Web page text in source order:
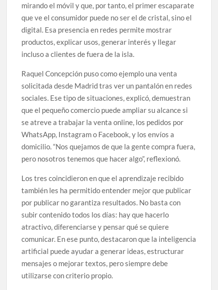
mirando el móvil y que, por tanto, el primer escaparate
que ve el consumidor puede no ser el de cristal, sino el
digital. Esa presencia en redes permite mostrar
productos, explicar usos, generar interés y llegar
incluso a clientes de fuera de la isla.
Raquel Concepción puso como ejemplo una venta
solicitada desde Madrid tras ver un pantalón en redes
sociales. Ese tipo de situaciones, explicó, demuestran
que el pequeño comercio puede ampliar su alcance si
se atreve a trabajar la venta online, los pedidos por
WhatsApp, Instagram o Facebook, y los envíos a
domicilio. “Nos quejamos de que la gente compra fuera,
pero nosotros tenemos que hacer algo”, reflexionó.
Los tres coincidieron en que el aprendizaje recibido
también les ha permitido entender mejor que publicar
por publicar no garantiza resultados. No basta con
subir contenido todos los días: hay que hacerlo
atractivo, diferenciarse y pensar qué se quiere
comunicar. En ese punto, destacaron que la inteligencia
artificial puede ayudar a generar ideas, estructurar
mensajes o mejorar textos, pero siempre debe
utilizarse con criterio propio.